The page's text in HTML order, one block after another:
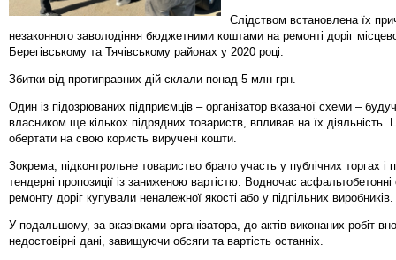
Слідством встановлена їх
незаконного заволодіння бюджетними коштами на ремонті доріг
Берегівському та Тячівському районах у 2020 році.
Збитки від протиправних дій склали понад 5 млн грн.
Один із підозрюваних підприємців – організатор вказаної схеми –
власником ще кількох підрядних товариств, впливав на їх діяльність.
обертати на свою користь виручені кошти.
Зокрема, підконтрольне товариство брало участь у публічних торгах і
тендерні пропозиції із заниженою вартістю. Водночас
ремонту доріг купували неналежної якості або у підпільних виробників.
У подальшому, за вказівками організатора, до актів виконаних робіт
недостовірні дані, завищуючи обсяги та вартість останніх.